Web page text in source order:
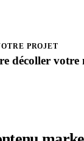
PROJET
décoller votre